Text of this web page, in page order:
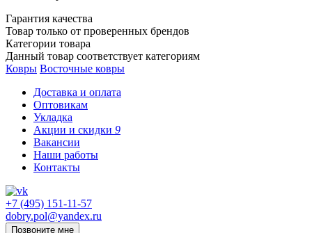
Гарантия качества
Товар только от проверенных брендов
Категории товара
Данный товар соответствует категориям
Ковры Восточные ковры
Доставка и оплата
Оптовикам
Укладка
Акции и скидки 9
Вакансии
Наши работы
Контакты
+7 (495) 151-11-57
dobry.pol@yandex.ru
Позвоните мне